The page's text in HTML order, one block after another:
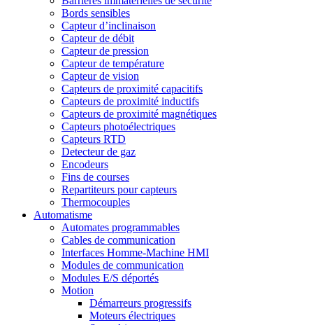
Bords sensibles
Capteur d’inclinaison
Capteur de débit
Capteur de pression
Capteur de température
Capteur de vision
Capteurs de proximité capacitifs
Capteurs de proximité inductifs
Capteurs de proximité magnétiques
Capteurs photoélectriques
Capteurs RTD
Detecteur de gaz
Encodeurs
Fins de courses
Repartiteurs pour capteurs
Thermocouples
Automatisme
Automates programmables
Cables de communication
Interfaces Homme-Machine HMI
Modules de communication
Modules E/S déportés
Motion
Démarreurs progressifs
Moteurs électriques